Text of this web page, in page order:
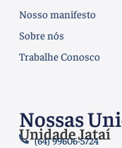
Nosso manifesto
Sobre nós
Trabalhe Conosco
Nossas
Unidade Jataí
(64) 99606-5724